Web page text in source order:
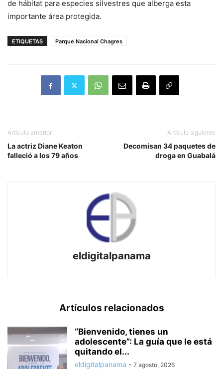
de hábitat para especies silvestres que alberga esta
importante área protegida.
ETIQUETAS Parque Nacional Chagres
Artículo anterior
La actriz Diane Keaton
falleció a los 79 años
Artículo siguiente
Decomisan 34 paquetes de
droga en Guabalá
eldigitalpanama
Artículos relacionados
“Bienvenido, tienes un
adolescente”: La guía que le está
quitando el...
eldigitalpanama - 7 agosto, 2026